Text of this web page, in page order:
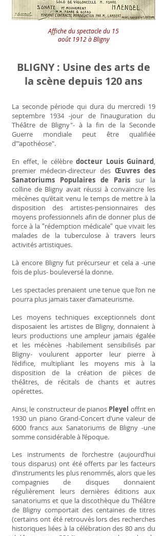
Affiche du spectacle du 15
août 1912 à Bligny
BLIGNY : Usine des arts de
la scène depuis 120 ans
La seconde période qui dura du mercredi 19
septembre 1934 -jour de l’inauguration du
Théâtre de Bligny"- à la fin de la Seconde
Guerre mondiale peut être qualifiée
d’"apothéose".
En effet, le célèbre docteur Louis Guinard,
premier médecin-directeur des Œuvres des
Sanatoriums Populaires de Paris sur la
colline de Bligny avait réussi à convaincre les
mécènes qu’était venu le temps de mettre à la
disposition des artistes-pensionnaires des
moyens professionnels afin de donner plus de
force à la ʺrédemption médicaleʺ que vivait les
malades de la tuberculose à travers leurs
activités artistiques.
Là encore Bligny fut précurseur et cela a -une
fois de plus- bouleversé la donne.
Les spectacles prenaient une tenue que l’on ne
pourra plus jamais taxer d’amateurisme.
Les moyens techniques exceptionnels dont
disposaient les artistes de Bligny, donnaient à
leurs productions une ampleur jamais égalée
et les mécènes -habilement sensibilisés par
Bligny- voulurent apporter leur pierre à
l’édifice, multipliant les moyens mis à la
disposition de la création de pièces de
théâtres, de récitals de chants et autres
opérettes.
Ainsi, le constructeur de pianos Pleyel offrit en
1930 un piano Grand-Concert d’une valeur de
6000 francs aux Sanatoriums de Bligny -une
somme considérable à l’époque.
Les instruments de l’orchestre (aujourd’hui
tous disparus) ont été offerts par les facteurs
d’instruments les plus renommés, alors que les
compagnies de disques donnaient
régulièrement leurs dernières éditions aux
sanatoriums et que la discothèque du Théâtre
de Bligny comportait des centaines de titres
(certains ont été retrouvés lors des recherches
historiques liées à la célébration des 80 ans du